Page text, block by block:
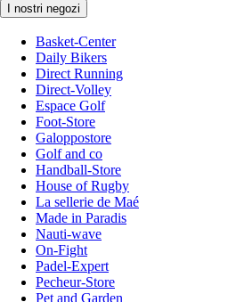
I nostri negozi
Basket-Center
Daily Bikers
Direct Running
Direct-Volley
Espace Golf
Foot-Store
Galoppostore
Golf and co
Handball-Store
House of Rugby
La sellerie de Maé
Made in Paradis
Nauti-wave
On-Fight
Padel-Expert
Pecheur-Store
Pet and Garden